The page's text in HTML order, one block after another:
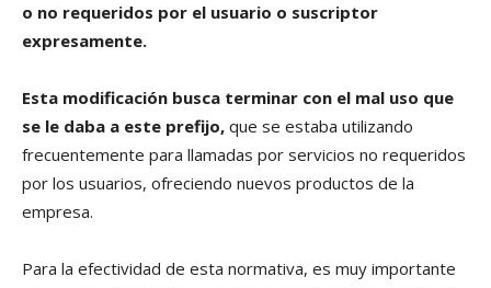
o no requeridos por el usuario o suscriptor
expresamente.
Esta modificación busca terminar con el mal uso que
se le daba a este prefijo, que se estaba utilizando
frecuentemente para llamadas por servicios no requeridos
por los usuarios, ofreciendo nuevos productos de la
empresa.
Para la efectividad de esta normativa, es muy importante